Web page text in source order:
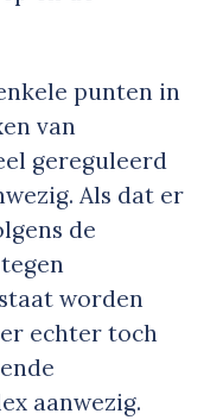
punten in
van
gereguleerd
Als dat er
de
worden
echter toch
aanwezig.